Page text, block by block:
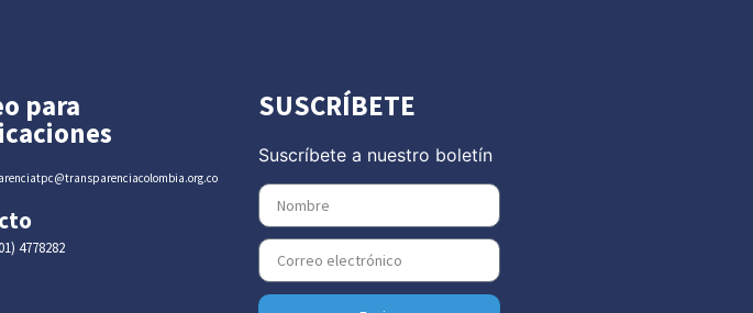
para
4778282
SUSCRÍBETE
Suscríbete a nuestro boletín